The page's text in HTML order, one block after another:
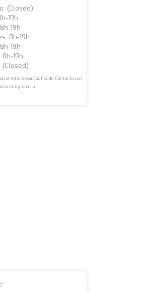
(closed)
19h
19h
8h-19h
19h
19h
(closed)
estar desactualizado. Contacta con
comprobarlo.